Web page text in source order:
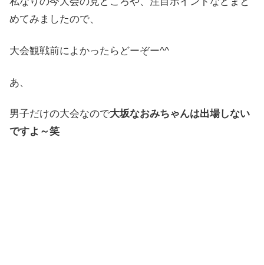
めてみましたので、
大会観戦前によかったらどーぞー^^
あ、
男子だけの大会なので大坂なおみちゃんは出場しない
ですよ～笑